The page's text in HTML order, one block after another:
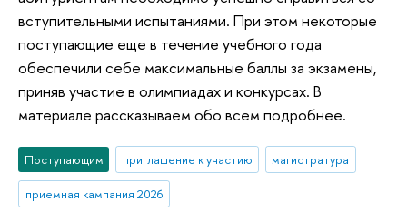
XXIV ЯМНК: Роль аграрных университетов
и академического сообщества в развитии
сельских территорий в России и в мире
Доклад «Аграрное образование в
контексте перехода к АПК 4.0. Обзор
мирового опыта. Рекомендации для
России»
вступительными испытаниями. При этом некоторые
поступающие еще в течение учебного года
обеспечили себе максимальные баллы за экзамены,
приняв участие в олимпиадах и конкурсах. В
материале рассказываем обо всем подробнее.
Поступающим приглашение к участию магистратура
приемная кампания 2026